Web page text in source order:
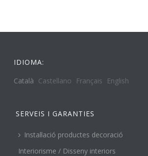
IDIOMA:
Català Castellano Français English
SERVEIS I GARANTIES
Instal·lació productes decoració
Interiorisme / Disseny interiors